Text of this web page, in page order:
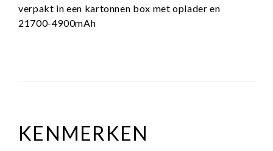
verpakt in een kartonnen box met oplader en
21700-4900mAh
KENMERKEN